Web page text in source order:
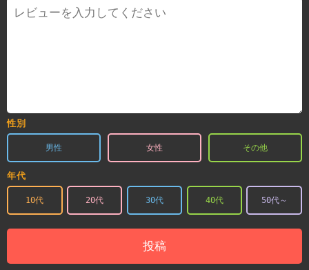
性別
男性 女性 その他
年代
10代 20代 30代 40代 50代～
投稿